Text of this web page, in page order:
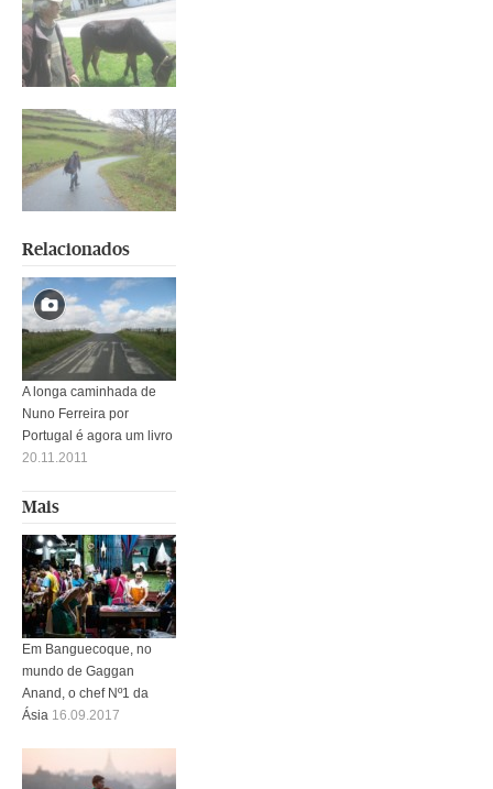
Relacionados
A longa caminhada de
Nuno Ferreira por
Portugal é agora um livro
20.11.2011
Mais
Em Banguecoque, no
mundo de Gaggan
Anand, o chef Nº1 da
Ásia 16.09.2017